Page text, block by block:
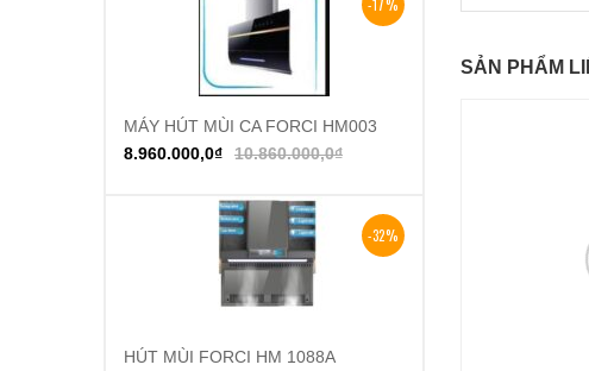
SẢN PHẨM
-17%
Thêm vào giỏ hàng
MÁY HÚT MÙI CA FORCI HM003
10.860.000,0₫
8.960.000,0₫
-32%
Thêm vào giỏ hàng
HÚT MÙI FORCI HM 1088A